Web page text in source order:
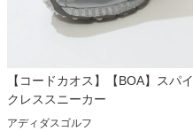
【コードカオス】【BOA】スパイ
クレススニーカー
アディダスゴルフ